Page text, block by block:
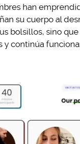
han
su cuerpo al
bolsillos, sino
y continúa